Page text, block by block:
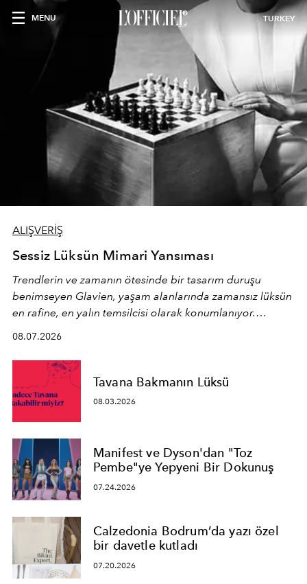
MENU TURKEY
ALIŞVERİŞ
Sessiz Lüksün Mimari Yansıması
Trendlerin ve zamanın ötesinde bir tasarım duruşu
benimseyen Glavien, yaşam alanlarında zamansız lüksün
en rafine, en yalın temsilcisi olarak konumlanıyor.
en yeni seçkisiyle bu imza felsefesini mekanlara taşıyor.
08.07.2026
Tavana Bakmanın Lüksü
08.03.2026
Manifest ve Dyson'dan "Toz
Pembe"ye Yepyeni Bir Dokunuş
07.24.2026
Calzedonia Bodrum’da yazı özel
bir davetle kutladı
07.20.2026